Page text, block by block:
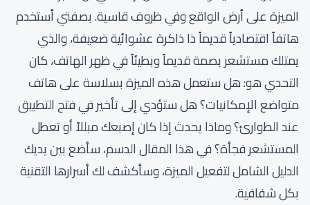
الميزة على أرض الواقع وفي ظروف قاسية. بصفتي أستخدم
هاتفاً اقتصادياً قديماً ذا ذاكرة عشوائية ضعيفة، والذي
يمتلك مستشعر بصمة قديماً وبطيئاً في ظهر الهاتف، كان
التحدي هو: هل ستعمل هذه الميزة بسلاسة على هاتف
متواضع الإمكانيات؟ هل ستؤدي إلى تأخير في فتح التطبيق
عند الطوارئ؟ وماذا يحدث إذا كان إصبعك مبللاً أو تعطل
المستشعر فجأة؟ في هذا المقال الدسم، سأضع بين يديك
الدليل الشامل لتفعيل الميزة، وسأكشف لك أسرارها التقنية
بكل شفافية.